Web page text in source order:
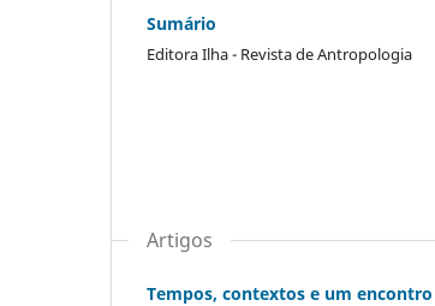
Sumário
Editora Ilha - Revista de Antropologia
Artigos
Tempos, contextos e um